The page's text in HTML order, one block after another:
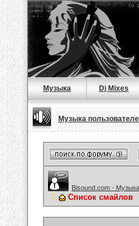
Музыка Dj Mixes
Музыка
Bisound.com -
Список смайлов